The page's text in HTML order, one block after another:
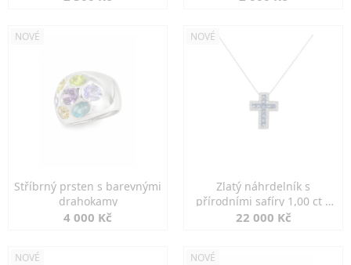
NOVÉ
Stříbrný prsten s barevnými
drahokamy
4 000 Kč
NOVÉ
Zlatý náhrdelník s
přírodními safíry 1,00 ct a
diamanty
22 000 Kč
NOVÉ NOVÉ